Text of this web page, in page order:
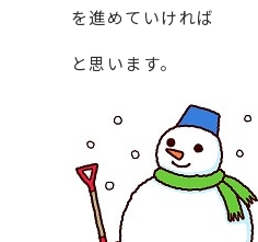
を進めていければ
と思います。